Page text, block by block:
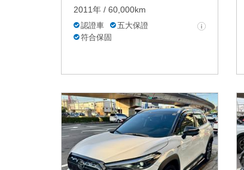
2011年 / 60,000km
認證車
五大保證
符合保固